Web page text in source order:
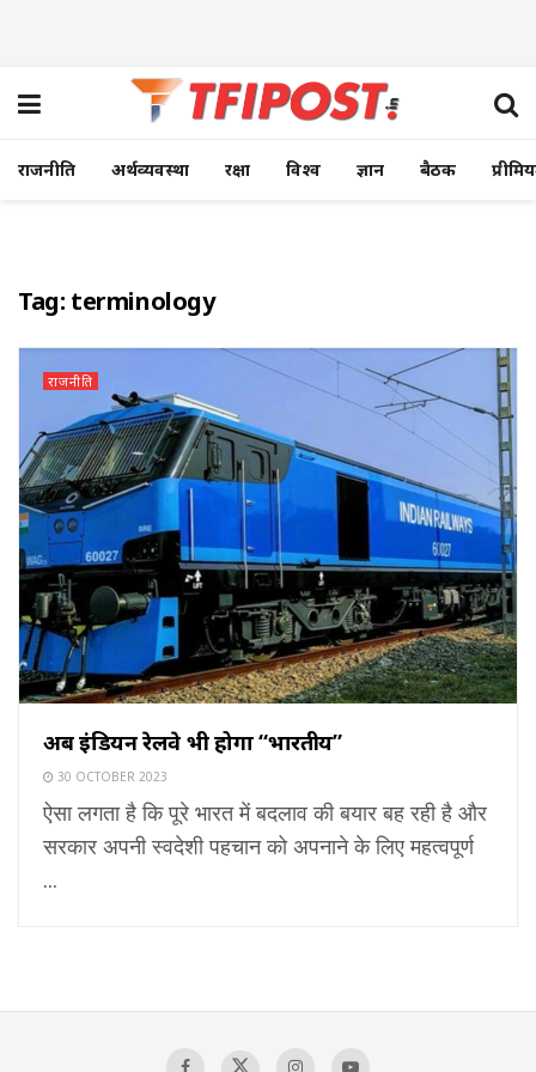
राजनीति अर्थव्यवस्था रक्षा विश्व ज्ञान बैठक
Tag: terminology
राजनीति
अब इंडियन रेलवे भी होगा “भारतीय”
30 OCTOBER 2023
ऐसा लगता है कि पूरे भारत में बदलाव की बयार बह रही है और
सरकार अपनी स्वदेशी पहचान को अपनाने के लिए महत्वपूर्ण
...